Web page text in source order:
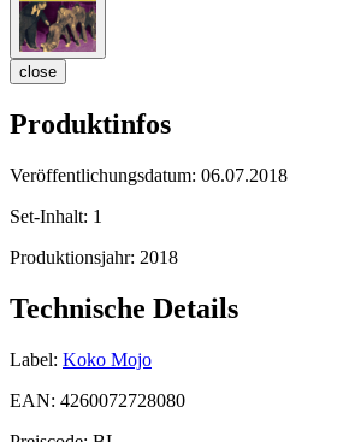
close
Produktinfos
Veröffentlichungsdatum: 06.07.2018
Set-Inhalt: 1
Produktionsjahr: 2018
Technische Details
Label: Koko Mojo
EAN: 4260072728080